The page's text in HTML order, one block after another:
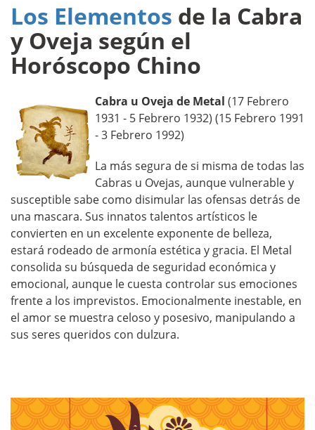
Los Elementos de la Cabra
y Oveja según el
Horóscopo Chino
Cabra u Oveja de Metal (17 Febrero
1931 - 5 Febrero 1932) (15 Febrero 1991
- 3 Febrero 1992)
La más segura de si misma de todas las
Cabras u Ovejas, aunque vulnerable y
susceptible sabe como disimular las ofensas detrás de
una mascara. Sus innatos talentos artísticos le
convierten en un excelente exponente de belleza,
estará rodeado de armonía estética y gracia. El Metal
consolida su búsqueda de seguridad económica y
emocional, aunque le cuesta controlar sus emociones
frente a los imprevistos. Emocionalmente inestable, en
el amor se muestra celoso y posesivo, manipulando a
sus seres queridos con dulzura.